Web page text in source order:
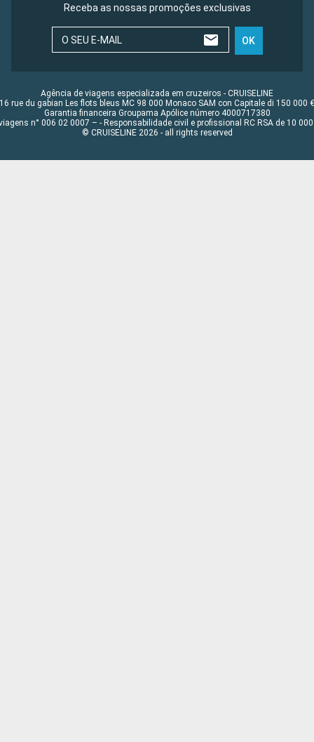
Receba as nossas promoções exclusivas
O SEU E-MAIL OK
Agência de viagens especializada em cruzeiros - CRUISELINE
16 rue du gabian Les flots bleus MC 98 000 Monaco SAM con Capitale di 150 000 €
Garantia financeira Groupama Apólice número 4000717380
n° 006 02 0007 – - Responsabilidade civil e profissional RC RSA de 10 000
© CRUISELINE 2026 - all rights reserved